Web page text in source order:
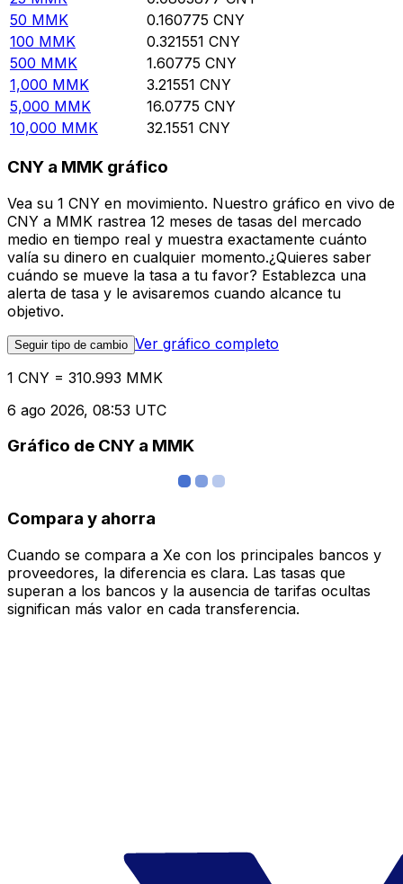
50 MMK 0.160775 CNY
100 MMK 0.321551 CNY
500 MMK 1.60775 CNY
1,000 MMK 3.21551 CNY
5,000 MMK 16.0775 CNY
10,000 MMK 32.1551 CNY
CNY a MMK gráfico
Vea su 1 CNY en movimiento. Nuestro gráfico en vivo de
CNY a MMK rastrea 12 meses de tasas del mercado
medio en tiempo real y muestra exactamente cuánto
valía su dinero en cualquier momento.¿Quieres saber
cuándo se mueve la tasa a tu favor? Establezca una
alerta de tasa y le avisaremos cuando alcance tu
objetivo.
Seguir tipo de cambio Ver gráfico completo
1 CNY = 310.993 MMK
6 ago 2026, 08:53 UTC
Gráfico de CNY a MMK
Compara y ahorra
Cuando se compara a Xe con los principales bancos y
proveedores, la diferencia es clara. Las tasas que
superan a los bancos y la ausencia de tarifas ocultas
significan más valor en cada transferencia.